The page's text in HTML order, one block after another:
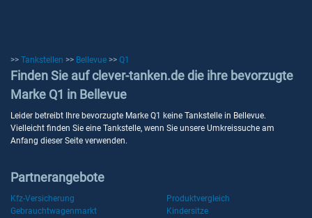
>> Tankstellen >> Bellevue >> Q1
Finden Sie auf clever-tanken.de die ihre bevorzugte
Marke Q1 in Bellevue
Leider betreibt Ihre bevorzugte Marke Q1 keine Tankstelle in Bellevue.
Vielleicht finden Sie eine Tankstelle, wenn Sie unsere Umkreissuche am
Anfang dieser Seite verwenden.
Partnerangebote
Kfz-Versicherung
Produktvergleich
Gebrauchtwagenmarkt
Kindersitze